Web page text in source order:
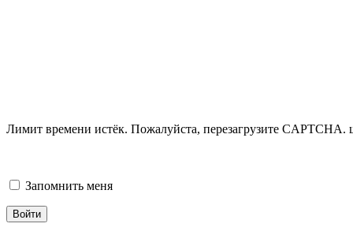
Лимит времени истёк. Пожалуйста, перезагрузите CAPTCHA.
Запомнить меня